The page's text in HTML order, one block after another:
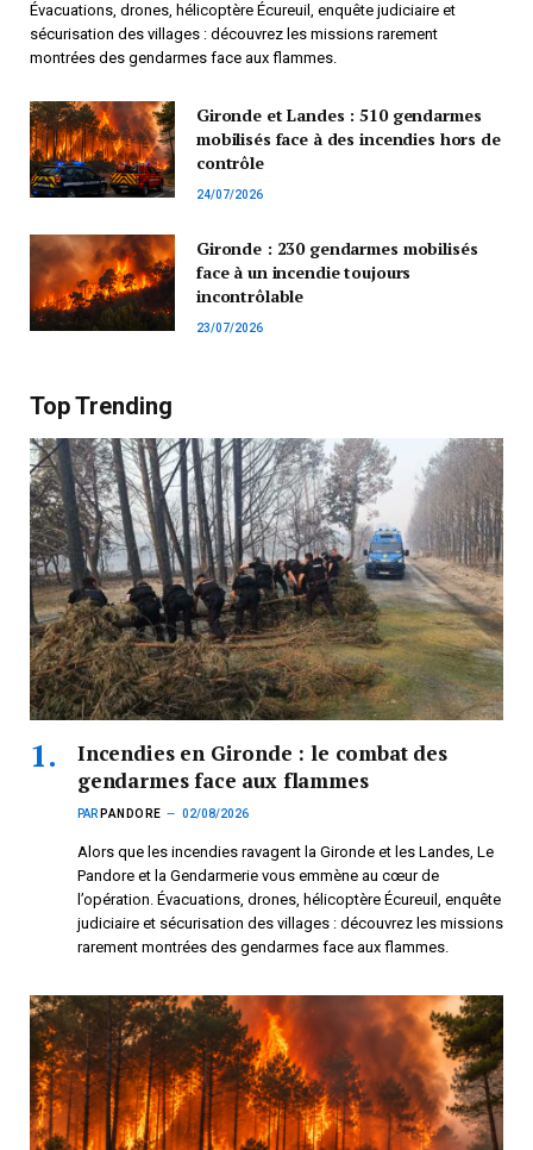
Évacuations, drones, hélicoptère Écureuil, enquête judiciaire et
sécurisation des villages : découvrez les missions rarement
montrées des gendarmes face aux flammes.
Gironde et Landes : 510 gendarmes
mobilisés face à des incendies hors de
contrôle
24/07/2026
Gironde : 230 gendarmes mobilisés
face à un incendie toujours
incontrôlable
23/07/2026
Top Trending
Incendies en Gironde : le combat des
gendarmes face aux flammes
PAR PANDORE 02/08/2026
Alors que les incendies ravagent la Gironde et les Landes, Le
Pandore et la Gendarmerie vous emmène au cœur de
l’opération. Évacuations, drones, hélicoptère Écureuil, enquête
judiciaire et sécurisation des villages : découvrez les missions
rarement montrées des gendarmes face aux flammes.